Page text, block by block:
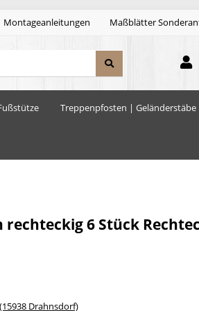
Montageanleitungen Maßblätter
Treppenpfosten | Geländerstäbe
6 Stück
Drahnsdorf)